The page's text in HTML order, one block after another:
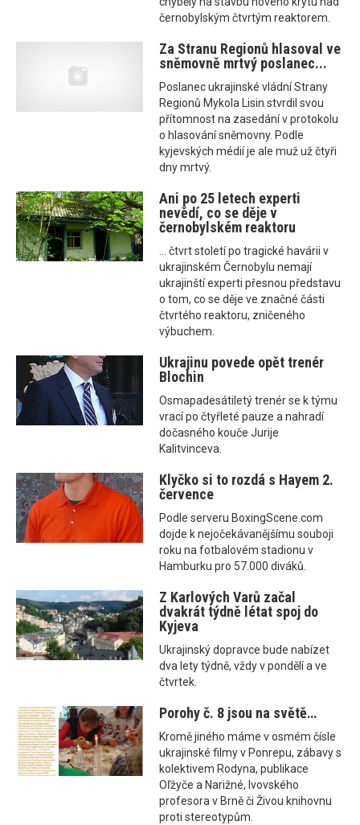
černobylským čtvrtým reaktorem.
Za Stranu Regionů hlasoval ve
sněmovně mrtvý poslanec...
Poslanec ukrajinské vládní Strany
Regionů Mykola Lisin stvrdil svou
přítomnost na zasedání v protokolu
o hlasování sněmovny. Podle
kyjevských médií je ale muž už čtyři
dny mrtvý.
Ani po 25 letech experti
nevědí, co se děje v
černobylském reaktoru
... čtvrt století po tragické havárii v
ukrajinském Černobylu nemají
ukrajinští experti přesnou představu
o tom, co se děje ve značné části
čtvrtého reaktoru, zničeného
výbuchem.
Ukrajinu povede opět trenér
Blochin
Osmapadesátiletý trenér se k týmu
vrací po čtyřleté pauze a nahradí
dočasného kouče Jurije
Kalitvinceva.
Klyčko si to rozdá s Hayem 2.
července
Podle serveru BoxingScene.com
dojde k nejočekávanějšímu souboji
roku na fotbalovém stadionu v
Hamburku pro 57.000 diváků.
Z Karlových Varů začal
dvakrát týdně létat spoj do
Kyjeva
Ukrajinský dopravce bude nabízet
dva lety týdně, vždy v pondělí a ve
čtvrtek.
Porohy č. 8 jsou na světě…
Kromě jiného máme v osmém čísle
ukrajinské filmy v Ponrepu, zábavy s
kolektivem Rodyna, publikace
Oľžyče a Narižné, lvovského
profesora v Brně či Živou knihovnu
proti stereotypům.